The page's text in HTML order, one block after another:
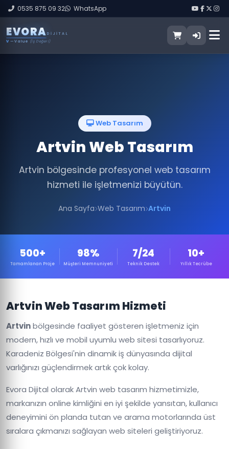
0535 875 09 32 WhatsApp
EVORA DIJITAL
V — Value (İş Değeri)
Web Tasarım
Artvin Web Tasarım
Artvin bölgesinde profesyonel web tasarım
hizmeti ile işletmenizi büyütün.
Ana Sayfa Web Tasarım Artvin
500+
Tamamlanan Proje
98%
Müşteri Memnuniyeti
7/24
Teknik Destek
10+
Yıllık Tecrübe
Artvin Web Tasarım Hizmeti
Artvinbölgesinde faaliyet gösteren işletmeniz için
modern, hızlı ve mobil uyumlu web sitesi tasarlıyoruz.
Karadeniz Bölgesi'nin dinamik iş dünyasında dijital
varlığınızı güçlendirmek artık çok kolay.
Evora Dijital olarak Artvin web tasarım hizmetimizle,
markanızın online kimliğini en iyi şekilde yansıtan, kullanıcı
deneyimini ön planda tutan ve arama motorlarında üst
sıralara çıkmanızı sağlayan web siteleri geliştiriyoruz.